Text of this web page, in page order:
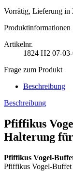
Vorrätig, Lieferung in
Produktinformationen
Artikelnr.
1824 H2 07-
Frage zum Produkt
Beschreibung
Beschreibung
Pfiffikus
Halterung
Pfiffikus Vogel-
Pfiffikus Vogel-